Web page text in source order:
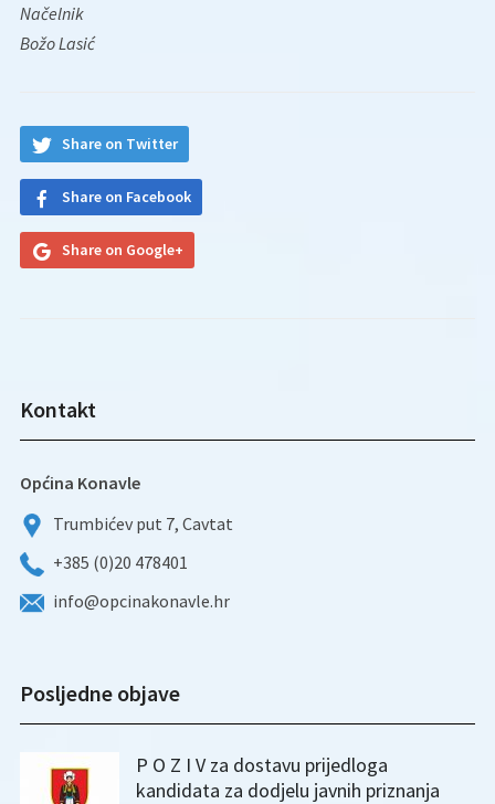
Načelnik
Božo Lasić
Share on Twitter
Share on Facebook
Share on Google+
Kontakt
Općina Konavle
Trumbićev put 7, Cavtat
+385 (0)20 478401
info@opcinakonavle.hr
Posljedne objave
P O Z I V za dostavu prijedloga
kandidata za dodjelu javnih priznanja